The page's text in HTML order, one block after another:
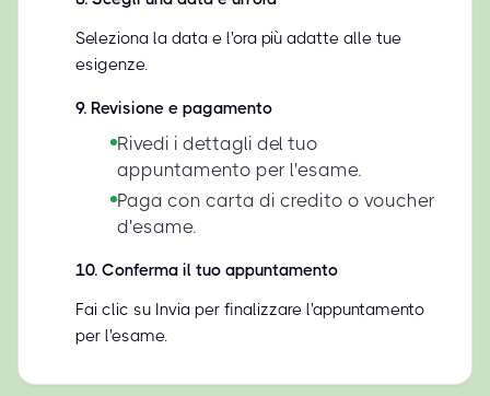
Seleziona la data e l'ora più adatte alle tue
esigenze.
9. Revisione e pagamento
Rivedi i dettagli del tuo
appuntamento per l'esame.
Paga con carta di credito o voucher
d'esame.
10. Conferma il tuo appuntamento
Fai clic su Invia per finalizzare l'appuntamento
per l'esame.